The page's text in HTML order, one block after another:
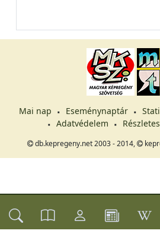
Mai nap Eseménynaptár
Adatvédelem
db.kepregeny.net 2003 - 2014,